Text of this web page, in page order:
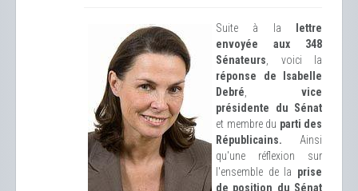
Suite à la
lettre
envoyée aux 348
Sénateurs , voici la
réponse de Isabelle
Debré
vice
présidente du Sénat
et membre du parti des
Républicains. Ainsi
qu'une réflexion sur
l'ensemble de la prise
de position du Sénat